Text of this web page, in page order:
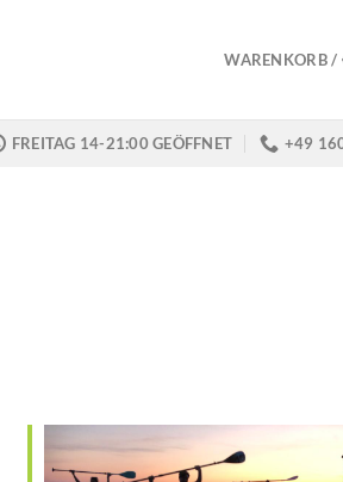
WARENKORB /
FREITAG 14-21:00 GEÖFFNET +49